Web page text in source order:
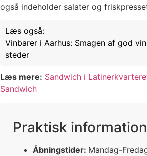
også indeholder salater og
Læs også:
Vinbarer i Aarhus: Smagen af god
steder
Læs mere: Sandwich i
Sandwich
Praktisk information
Åbningstider: Mandag-